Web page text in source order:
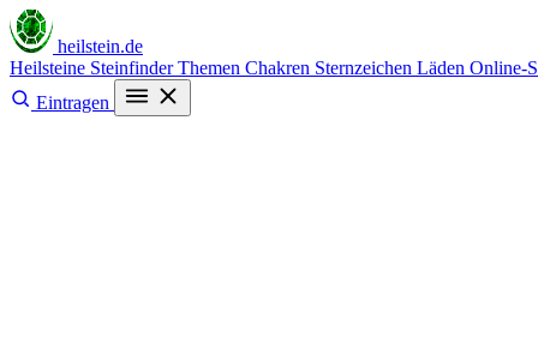
heilstein.de
Heilsteine SteinfinderThemen Chakren Sternzeichen Läden Online-
Eintragen